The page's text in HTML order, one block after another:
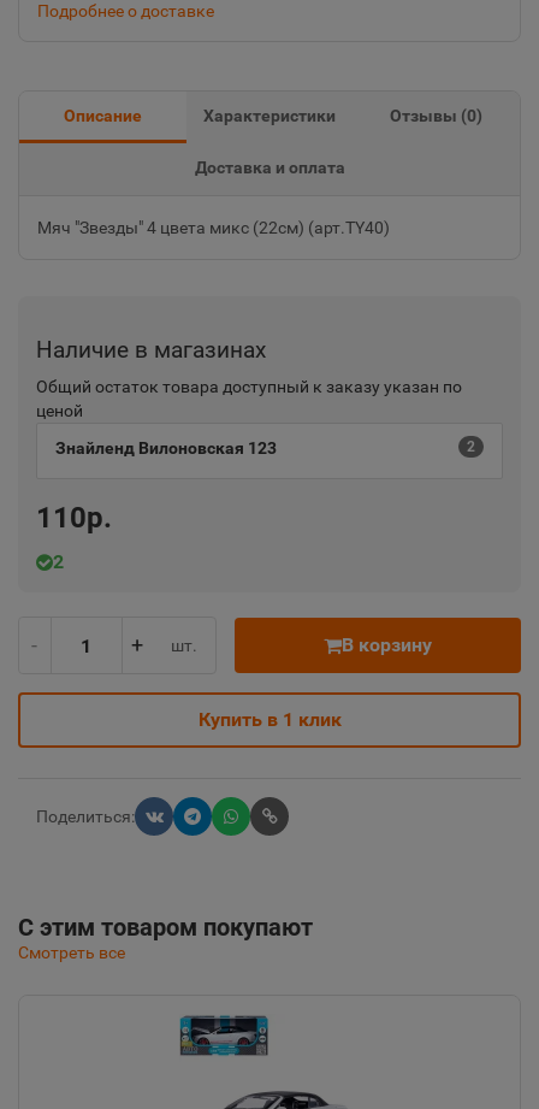
Подробнее о доставке
Описание Характеристики Отзывы (0)
Доставка и оплата
Мяч "Звезды" 4 цвета микс (22см) (арт.TY40)
Наличие в магазинах
Общий остаток товара доступный к заказу указан по
ценой
Знайленд Вилоновская 123
2
110р.
2
- + шт. В корзину
Купить в 1 клик
Поделиться:
С этим товаром покупают
Смотреть все